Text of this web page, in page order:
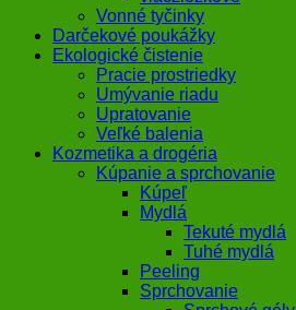
Vonné tyčinky
Darčekové poukážky
Ekologické čistenie
Pracie prostriedky
Umývanie riadu
Upratovanie
Veľké balenia
Kozmetika a drogéria
Kúpanie a sprchovanie
Kúpeľ
Mydlá
Tekuté mydlá
Tuhé mydlá
Peeling
Sprchovanie